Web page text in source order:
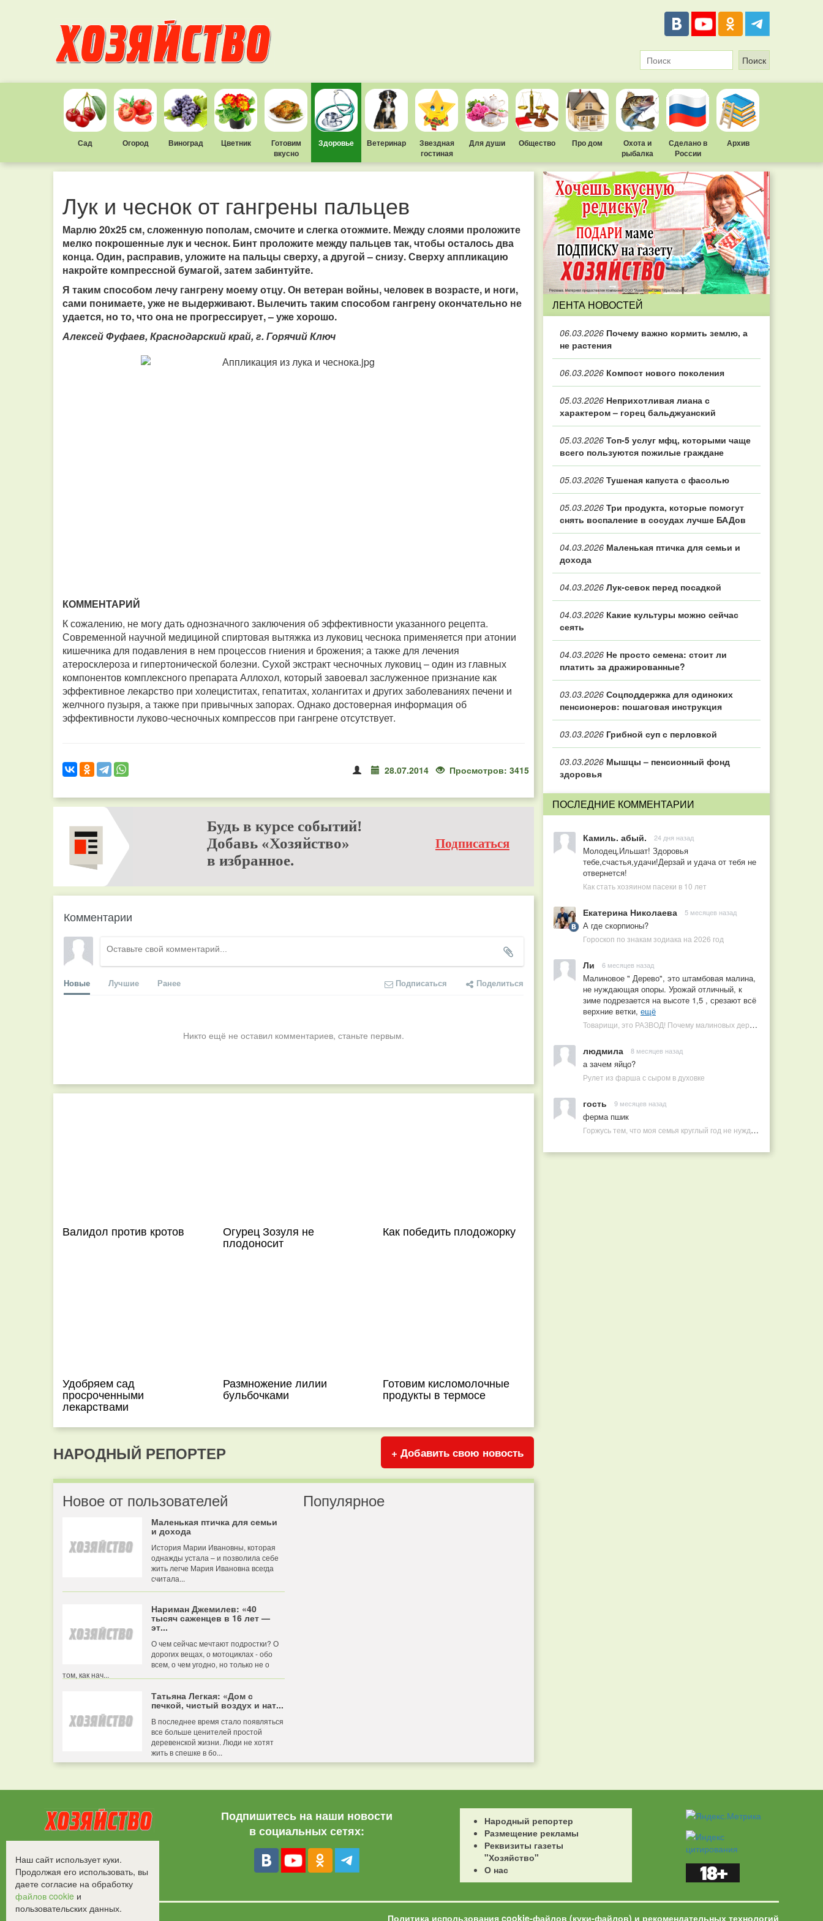
Сад Огород Виноград Цветник
Готовим
вкусно
Здоровье Ветеринар
Звездная
гостиная
Для души Общество Про дом
Охота и
рыбалка
Сделано в
России
Архив
Лук и чеснок от гангрены пальцев
Марлю 20х25 см, сложенную пополам, смочите и слегка отожмите. Между слоями проложите
мелко покрошенные лук и чеснок. Бинт проложите между пальцев так, чтобы осталось два
конца. Один, расправив, уложите на пальцы сверху, а другой – снизу. Сверху аппликацию
накройте компрессной бумагой, затем забинтуйте.
Я таким способом лечу гангрену моему отцу. Он ветеран войны, человек в возрасте, и ноги,
сами понимаете, уже не выдерживают. Вылечить таким способом гангрену окончательно не
удается, но то, что она не прогрессирует, – уже хорошо.
Алексей Фуфаев, Краснодарский край, г. Горячий Ключ
КОММЕНТАРИЙ
К сожалению, не могу дать однозначного заключения об эффективности указанного рецепта.
Современной научной медициной спиртовая вытяжка из луковиц чеснока применяется при атонии
кишечника для подавления в нем процессов гниения и брожения; а также для лечения
атеросклероза и гипертонической болезни. Сухой экстракт чесночных луковиц – один из главных
компонентов комплексного препарата Аллохол, который завоевал заслуженное признание как
эффективное лекарство при холециститах, гепатитах, холангитах и других заболеваниях печени и
желчного пузыря, а также при привычных запорах. Однако достоверная информация об
эффективности луково-чесночных компрессов при гангрене отсутствует.
28.07.2014 Просмотров: 3415
Будь в курсе событий!
Добавь «Хозяйство»
в избранное.
Подписаться
Комментарии
Новые Лучшие Ранее Подписаться Поделиться
Никто ещё не оставил комментариев, станьте первым.
Валидол против кротов Огурец Зозуля не
плодоносит
Как победить плодожорку
Удобряем сад
просроченными
лекарствами
Размножение лилии
бульбочками
Готовим кисломолочные
продукты в термосе
НАРОДНЫЙ РЕПОРТЕР + Добавить свою новость
Новое от пользователей
Маленькая птичка для семьи
и дохода
История Марии Ивановны, которая
однажды устала – и позволила себе
жить легче Мария Ивановна всегда
считала...
Нариман Джемилев: «40
тысяч саженцев в 16 лет —
эт...
О чем сейчас мечтают подростки? О
дорогих вещах, о мотоциклах - обо
всем, о чем угодно, но только не о
том, как нач...
Татьяна Легкая: «Дом с
печкой, чистый воздух и нат...
В последнее время стало появляться
все больше ценителей простой
деревенской жизни. Люди не хотят
жить в спешке в бо...
Популярное
ЛЕНТА НОВОСТЕЙ
06.03.2026 Почему важно кормить землю, а
не растения
06.03.2026 Компост нового поколения
05.03.2026 Неприхотливая лиана с
характером – горец бальджуанский
05.03.2026 Топ‑5 услуг мфц, которыми чаще
всего пользуются пожилые граждане
05.03.2026 Тушеная капуста с фасолью
05.03.2026 Три продукта, которые помогут
снять воспаление в сосудах лучше БАДов
04.03.2026 Маленькая птичка для семьи и
дохода
04.03.2026 Лук-севок перед посадкой
04.03.2026 Какие культуры можно сейчас
сеять
04.03.2026 Не просто семена: стоит ли
платить за дражированные?
03.03.2026 Соцподдержка для одиноких
пенсионеров: пошаговая инструкция
03.03.2026 Грибной суп с перловкой
03.03.2026 Мышцы – пенсионный фонд
здоровья
ПОСЛЕДНИЕ КОММЕНТАРИИ
Камиль. абый. 24 дня назад
Молодец,Ильшат! Здоровья
тебе,счастья,удачи!Дерзай и удача от тебя не
отвернется!
Как стать хозяином пасеки в 10 лет
Екатерина Николаева 5 месяцев назад
А где скорпионы?
Гороскоп по знакам зодиака на 2026 год
Ли 6 месяцев назад
Малиновое " Дерево", это штамбовая малина,
не нуждающая опоры. Урожай отличный, к
зиме подрезается на высоте 1,5 , срезают всё
верхние ветки, ещё
Товарищи, это РАЗВОД! Почему малиновых деревьев не бывает, или Как ушлые продавцы наживаются на мечтах садоводов
людмила 8 месяцев назад
а зачем яйцо?
Рулет из фарша с сыром в духовке
гость 9 месяцев назад
ферма пшик
Горжусь тем, что моя семья круглый год не нуждается в покупных витаминах
Все права защищены.
©2008-2017 - "Хозяйство"
Подпишитесь на наши новости
в социальных сетях:
Народный репортер
Размещение рекламы
Реквизиты газеты
"Хозяйство"
О нас
Политика использования cookie-файлов (куки-файлов) и рекомендательных технологий
Наш сайт использует куки.
Продолжая его использовать, вы
даете согласие на обработку
файлов cookie и
пользовательских данных.